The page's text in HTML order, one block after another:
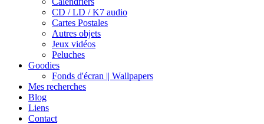
CD / LD / K7 audio
Cartes Postales
Autres objets
Jeux vidéos
Peluches
Goodies
Fonds d'écran || Wallpapers
Mes recherches
Blog
Liens
Contact